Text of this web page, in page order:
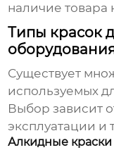
наличие товара
Типы красок
Существует
используемых
Выбор зависит
эксплуатации и
Алкидные краски